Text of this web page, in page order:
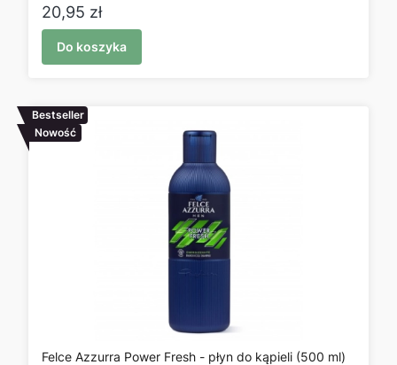
Cena
20,95 zł
Do koszyka
Bestseller
Nowość
Felce Azzurra Power Fresh - płyn do kąpieli (500 ml)